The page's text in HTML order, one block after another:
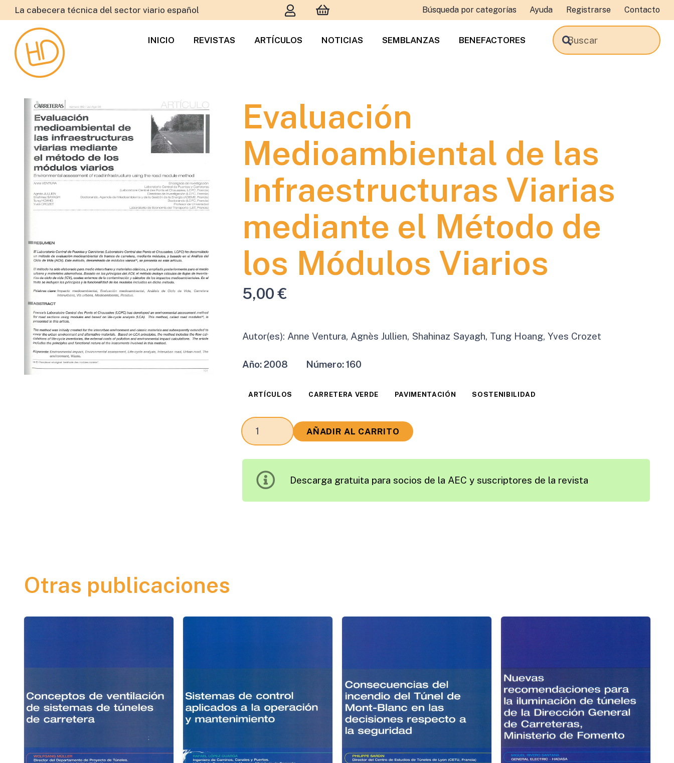
La cabecera técnica del sector viario español Búsqueda por categorías Ayuda Registrarse Contacto
INICIO REVISTAS ARTÍCULOS NOTICIAS SEMBLANZAS BENEFACTORES
Evaluación
Medioambiental de las
Infraestructuras Viarias
mediante el Método de
los Módulos Viarios
5,00€
Autor(es): Anne Ventura, Agnès Jullien, Shahinaz Sayagh, Tung Hoang, Yves Crozet
Año:2008 Número:160
ARTÍCULOS CARRETERA VERDE PAVIMENTACIÓN SOSTENIBILIDAD
Evaluación
Medioambiental
Infraestructuras
AÑADIR AL CARRITO
Descarga gratuita para socios de la AEC y suscriptores de la revista
Otras publicaciones